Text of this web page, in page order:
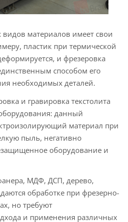
материалов имеет свои
пластик при термической
и фрезеровка
способом его
необходимых деталей.
и гравировка текстолита
данный
материал при
пыль, негативно
оборудование и
МДФ, ДСП, дерево,
обработке при фрезерно-
но требуют
и применения различных